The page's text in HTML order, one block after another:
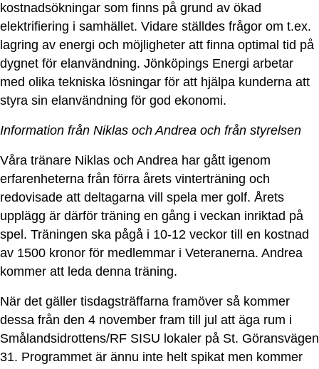
kostnadsökningar som finns på grund av ökad
elektrifiering i samhället. Vidare ställdes frågor om t.ex.
lagring av energi och möjligheter att finna optimal tid på
dygnet för elanvändning. Jönköpings Energi arbetar
med olika tekniska lösningar för att hjälpa kunderna att
styra sin elanvändning för god ekonomi.
Information från Niklas och Andrea och från styrelsen
Våra tränare Niklas och Andrea har gått igenom
erfarenheterna från förra årets vinterträning och
redovisade att deltagarna vill spela mer golf. Årets
upplägg är därför träning en gång i veckan inriktad på
spel. Träningen ska pågå i 10-12 veckor till en kostnad
av 1500 kronor för medlemmar i Veteranerna. Andrea
kommer att leda denna träning.
När det gäller tisdagsträffarna framöver så kommer
dessa från den 4 november fram till jul att äga rum i
Smålandsidrottens/RF SISU lokaler på St. Göransvägen
31. Programmet är ännu inte helt spikat men kommer